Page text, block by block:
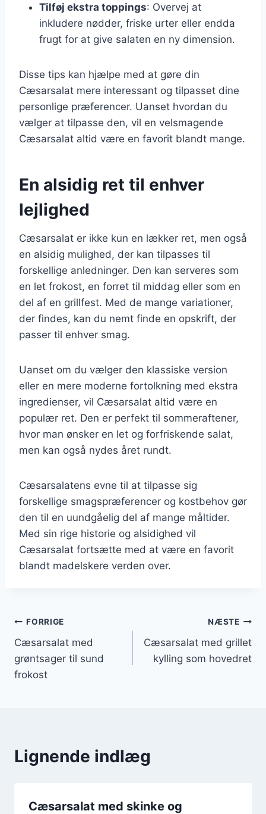
Tilføj ekstra toppings: Overvej at
inkludere nødder, friske urter eller endda
frugt for at give salaten en ny dimension.
Disse tips kan hjælpe med at gøre din
Cæsarsalat mere interessant og tilpasset dine
personlige præferencer. Uanset hvordan du
vælger at tilpasse den, vil en velsmagende
Cæsarsalat altid være en favorit blandt mange.
En alsidig ret til enhver
lejlighed
Cæsarsalat er ikke kun en lækker ret, men også
en alsidig mulighed, der kan tilpasses til
forskellige anledninger. Den kan serveres som
en let frokost, en forret til middag eller som en
del af en grillfest. Med de mange variationer,
der findes, kan du nemt finde en opskrift, der
passer til enhver smag.
Uanset om du vælger den klassiske version
eller en mere moderne fortolkning med ekstra
ingredienser, vil Cæsarsalat altid være en
populær ret. Den er perfekt til sommeraftener,
hvor man ønsker en let og forfriskende salat,
men kan også nydes året rundt.
Cæsarsalatens evne til at tilpasse sig
forskellige smagspræferencer og kostbehov gør
den til en uundgåelig del af mange måltider.
Med sin rige historie og alsidighed vil
Cæsarsalat fortsætte med at være en favorit
blandt madelskere verden over.
Indlægsnavigation
FORRIGE
Cæsarsalat med
grøntsager til sund
frokost
NÆSTE
Cæsarsalat med grillet
kylling som hovedret
Lignende indlæg
Cæsarsalat med skinke og